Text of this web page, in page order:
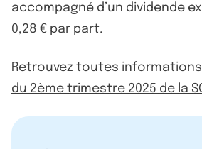
accompagné d’un dividende
0,28 € par part.
Retrouvez toutes
du 2ème trimestre 2025 de la